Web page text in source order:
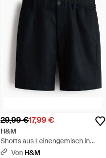
29,99 €17,99 €
H&M
Shorts aus Leinengemisch in
Relaxed Fit - Schwarz
Von H&M